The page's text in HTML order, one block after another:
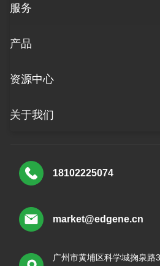
服务
产品
资源中心
关于我们
18102225074
market@edgene.cn
广州市黄埔区科学城掬泉路